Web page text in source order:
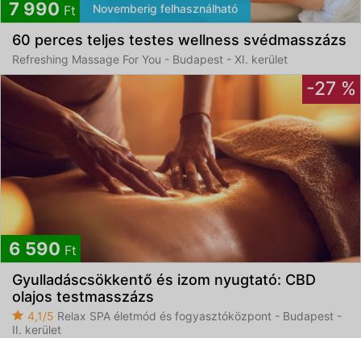
7 990 Ft Novemberig felhasználható
60 perces teljes testes wellness svédmasszázs
Refreshing Massage For You - Budapest - XI. kerület
-27 %
6 590 Ft
Gyulladáscsökkentő és izom nyugtató: CBD
olajos testmasszázs
4,1/5 Relax SPA életmód és fogyasztóközpont - Budapest -
II. kerület